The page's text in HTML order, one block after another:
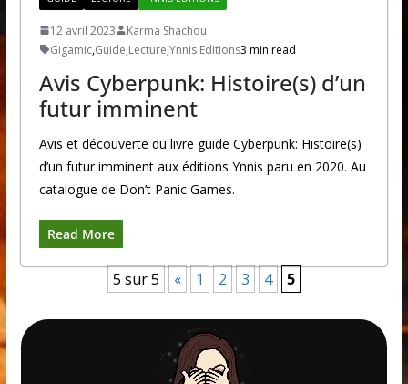
12 avril 2023
Karma Shachou
Gigamic,Guide,Lecture,Ynnis Editions3 min read
Avis Cyberpunk: Histoire(s) d’un
futur imminent
Avis et découverte du livre guide Cyberpunk: Histoire(s)
d’un futur imminent aux éditions Ynnis paru en 2020. Au
catalogue de Don’t Panic Games.
Read More
5 sur 5 « 1 2 3 4 5